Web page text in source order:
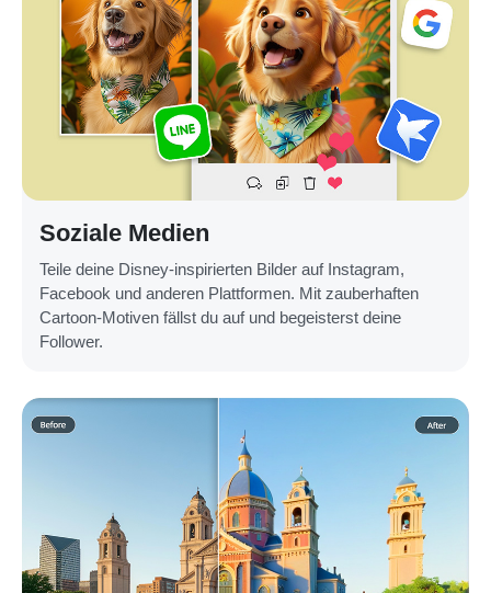
Soziale Medien
Teile deine Disney-inspirierten Bilder auf Instagram,
Facebook und anderen Plattformen. Mit zauberhaften
Cartoon-Motiven fällst du auf und begeisterst deine
Follower.